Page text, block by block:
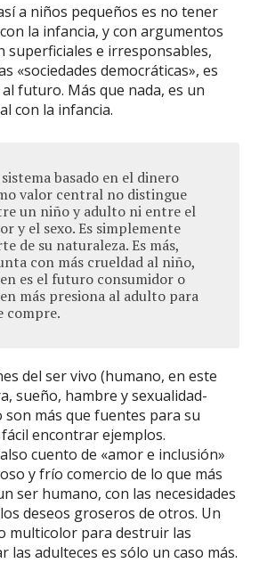
a niños pequeños es no tener
la infancia, y con argumentos
superficiales e irresponsables,
«sociedades democráticas», es
futuro. Más que nada, es un
con la infancia.
basado en el dinero
valor central no distingue
un niño y adulto ni entre el
y el sexo. Es simplemente
de su naturaleza. Es más,
con más crueldad al niño,
es el futuro consumidor o
más presiona al adulto para
compre.
del ser vivo (humano, en este
sueño, hambre y sexualidad-
son más que fuentes para su
encontrar ejemplos.
cuento de «amor e inclusión»
y frío comercio de lo que más
ser humano, con las necesidades
deseos groseros de otros. Un
multicolor para destruir las
las adulteces es sólo un caso más.